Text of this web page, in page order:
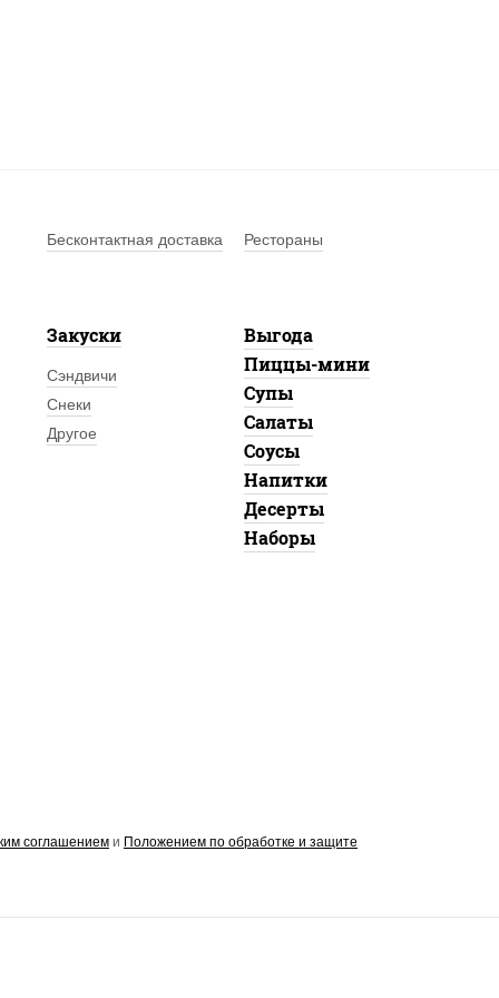
Бесконтактная доставка Рестораны
Закуски
Сэндвичи
Снеки
Другое
Выгода
Пиццы-мини
Супы
Салаты
Соусы
Напитки
Десерты
Наборы
соглашением и Положением по обработке и защите